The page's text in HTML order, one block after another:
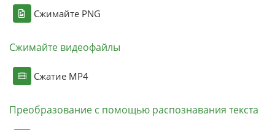
Сжимайте PNG
Сжимайте видеофайлы
Сжатие MP4
Преобразование с помощью распознавания текста